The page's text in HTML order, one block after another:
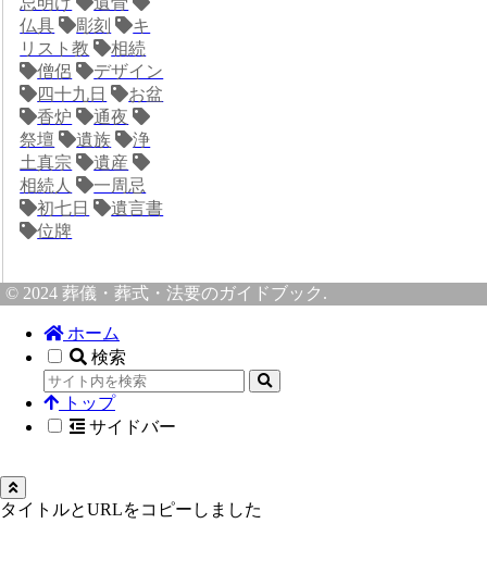
仏具
彫刻
キ
リスト教
相続
僧侶
デザイン
四十九日
お盆
香炉
通夜
祭壇
遺族
浄
土真宗
遺産
相続人
一周忌
初七日
遺言書
位牌
© 2024 葬儀・葬式・法要のガイドブック.
ホーム
検索
トップ
サイドバー
タイトルとURLをコピーしました